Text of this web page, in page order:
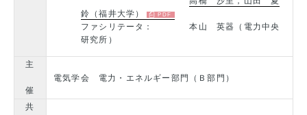
鈴（福井大学）
ファシリテータ： 本山 英器（電力中央
研究所）
主
催
電気学会 電力・エネルギー部門（Ｂ部門）
共